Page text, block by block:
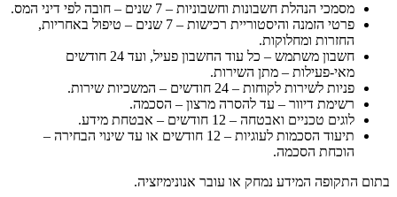
מסמכי הנהלת חשבונות וחשבוניות – 7 שנים – חובה לפי דיני המס.
פרטי הזמנה והיסטוריית רכישות – 7 שנים – טיפול באחריות,
החזרות ומחלוקות.
חשבון משתמש – כל עוד החשבון פעיל, ועד 24 חודשים
מאי-פעילות – מתן השירות.
פניות לשירות לקוחות – 24 חודשים – המשכיות שירות.
רשימת דיוור – עד להסרה מרצון – הסכמה.
לוגים טכניים ואבטחה – 12 חודשים – אבטחת מידע.
תיעוד הסכמות לעוגיות – 12 חודשים או עד שינוי הבחירה –
הוכחת הסכמה.
בתום התקופה המידע נמחק או עובר אנונימיזציה.